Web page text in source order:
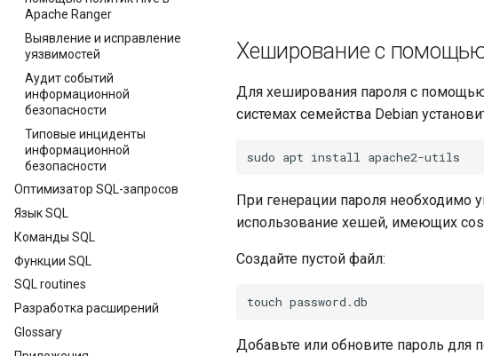
Apache Ranger
Выявление и исправление
уязвимостей
Аудит событий
информационной
безопасности
Типовые инциденты
информационной
безопасности
Оптимизатор SQL-запросов
Язык SQL
Команды SQL
Функции SQL
SQL routines
Разработка расширений
Glossary
Хеширование с
Для хеширования пароля с
системах семейства Debian
sudo apt install
При генерации пароля необходимо
использование хешей, имеющих
Создайте пустой файл:
touch
Добавьте или обновите пароль для